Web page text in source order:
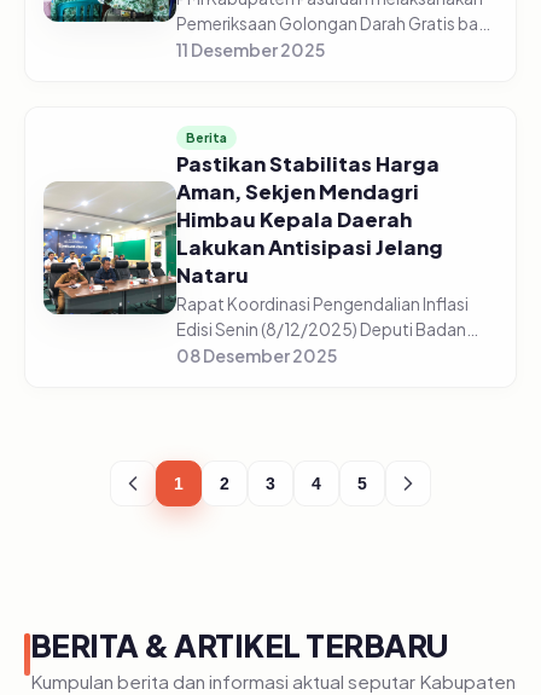
Pemeriksaan Golongan Darah Gratis bagi
5.225 pelajar di 44 sekolah yang tersebar
11 Desember 2025
Berita
Pastikan Stabilitas Harga
Aman, Sekjen Mendagri
Himbau Kepala Daerah
Lakukan Antisipasi Jelang
Nataru
Rapat Koordinasi Pengendalian Inflasi
Edisi Senin (8/12/2025) Deputi Badan
Pusat Statistik, Pudji Ismartini
08 Desember 2025
1 2 3 4 5
BERITA & ARTIKEL TERBARU
Kumpulan berita dan informasi aktual seputar Kabupaten